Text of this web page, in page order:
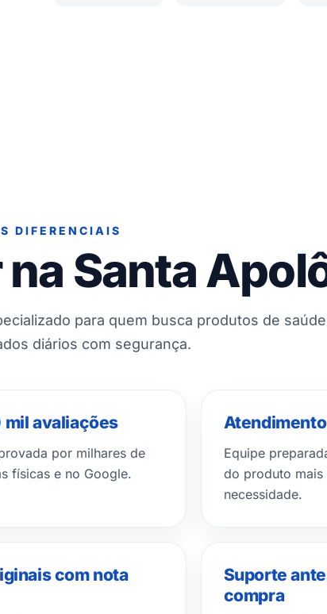
DIFERENCIAIS
Santa
para quem busca produtos de
diários com segurança.
mil avaliações
por milhares de
físicas e no Google.
Equipe
do produto mais
necessidade.
com nota
Suporte
compra